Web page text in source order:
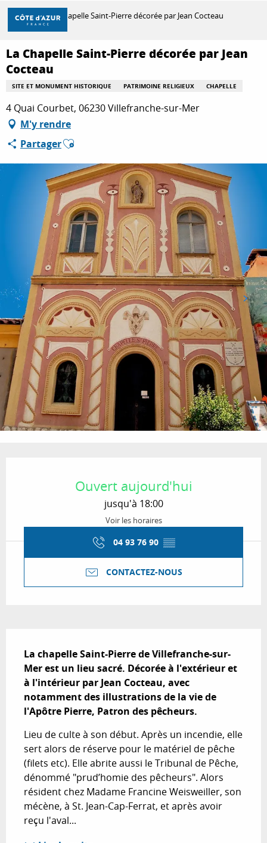
Aller
contenu
principal
DÉCOUVRIR
À FAIRE
SÉJOURNER
Accueil La Chapelle Saint-Pierre décorée par Jean Cocteau
La Chapelle Saint-Pierre décorée par Jean
Cocteau
SITE ET MONUMENT HISTORIQUE PATRIMOINE RELIGIEUX CHAPELLE
4 Quai Courbet, 06230 Villefranche-sur-Mer
M'y rendre
PartagerAjouter aux favoris
Ouvert aujourd'hui
jusqu'à 18:00
Voir les horaires
04 93 76 90 ▒▒
CONTACTEZ-NOUS
La chapelle Saint-Pierre de Villefranche-sur-
Mer est un lieu sacré. Décorée à l'extérieur et
à l'intérieur par Jean Cocteau, avec
notamment des illustrations de la vie de
l'Apôtre Pierre, Patron des pêcheurs.
Lieu de culte à son début. Après un incendie, elle
sert alors de réserve pour le matériel de pêche
(filets etc). Elle abrite aussi le Tribunal de Pêche,
dénommé "prud’homie des pêcheurs". Alors
résident chez Madame Francine Weisweiller, son
mécène, à St. Jean-Cap-Ferrat, et après avoir
reçu l'aval...